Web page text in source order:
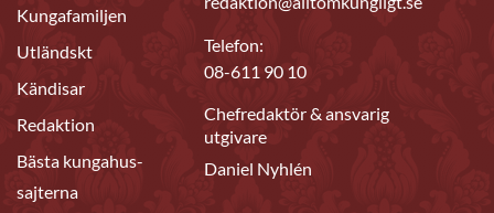
Kungafamiljen
Utländskt
Kändisar
Redaktion
Bästa kungahus-
sajterna
Telefon:
08-611 90 10
Chefredaktör & ansvarig
utgivare
Daniel Nyhlén